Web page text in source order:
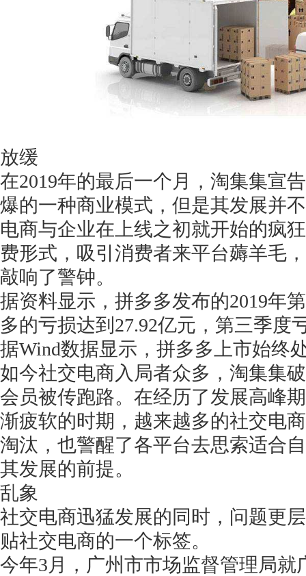
放缓
在2019年的最后一个月，淘集集宣
爆的一种商业模式，但是其发展并
电商与企业在上线之初就开始的疯
费形式，吸引消费者来平台薅羊毛
敲响了警钟。
据资料显示，拼多多发布的2019年
多的亏损达到27.92亿元，第三季度
据Wind数据显示，拼多多上市始终
如今社交电商入局者众多，淘集集
会员被传跑路。在经历了发展高峰
渐疲软的时期，越来越多的社交电
淘汰，也警醒了各平台去思索适合
其发展的前提。
乱象
社交电商迅猛发展的同时，问题更
贴社交电商的一个标签。
今年3月，广州市市场监督管理局